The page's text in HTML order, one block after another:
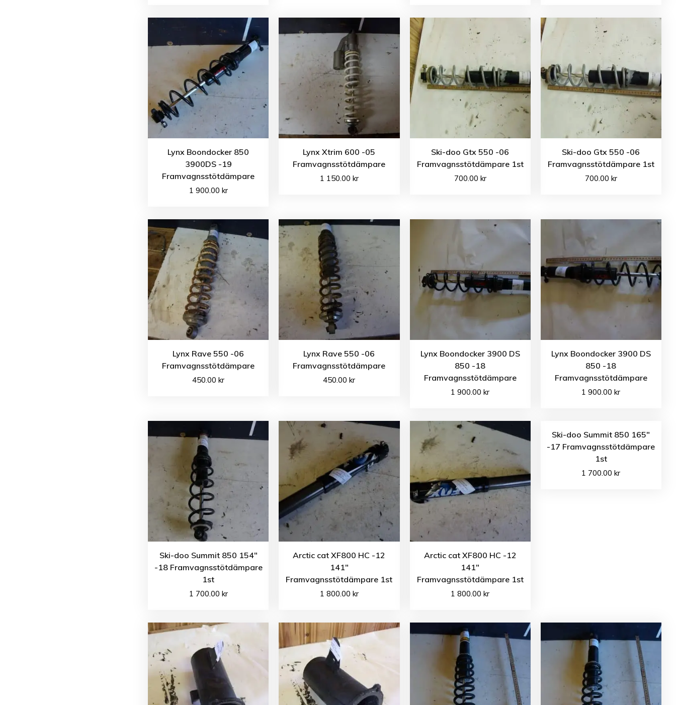
Lynx Boondocker 850
3900DS -19
Framvagnsstötdämpare
1 900.00 kr
Lynx Xtrim 600 -05
Framvagnsstötdämpare
1 150.00 kr
Ski-doo Gtx 550 -06
Framvagnsstötdämpare 1st
700.00 kr
Ski-doo Gtx 550 -06
Framvagnsstötdämpare 1st
700.00 kr
Lynx Rave 550 -06
Framvagnsstötdämpare
450.00kr
Lynx Rave 550 -06
Framvagnsstötdämpare
450.00kr
Lynx Boondocker 3900 DS
850 -18
Framvagnsstötdämpare
1 900.00kr
Lynx Boondocker 3900 DS
850 -18
Framvagnsstötdämpare
1 900.00kr
Ski-doo Summit 850 154″
-18 Framvagnsstötdämpare
1st
1 700.00 kr
Arctic cat XF800 HC -12
141″
Framvagnsstötdämpare 1st
1 800.00 kr
Arctic cat XF800 HC -12
141″
Framvagnsstötdämpare 1st
1 800.00kr
Ski-doo Summit 850 165″
-17 Framvagnsstötdämpare
1st
1 700.00kr